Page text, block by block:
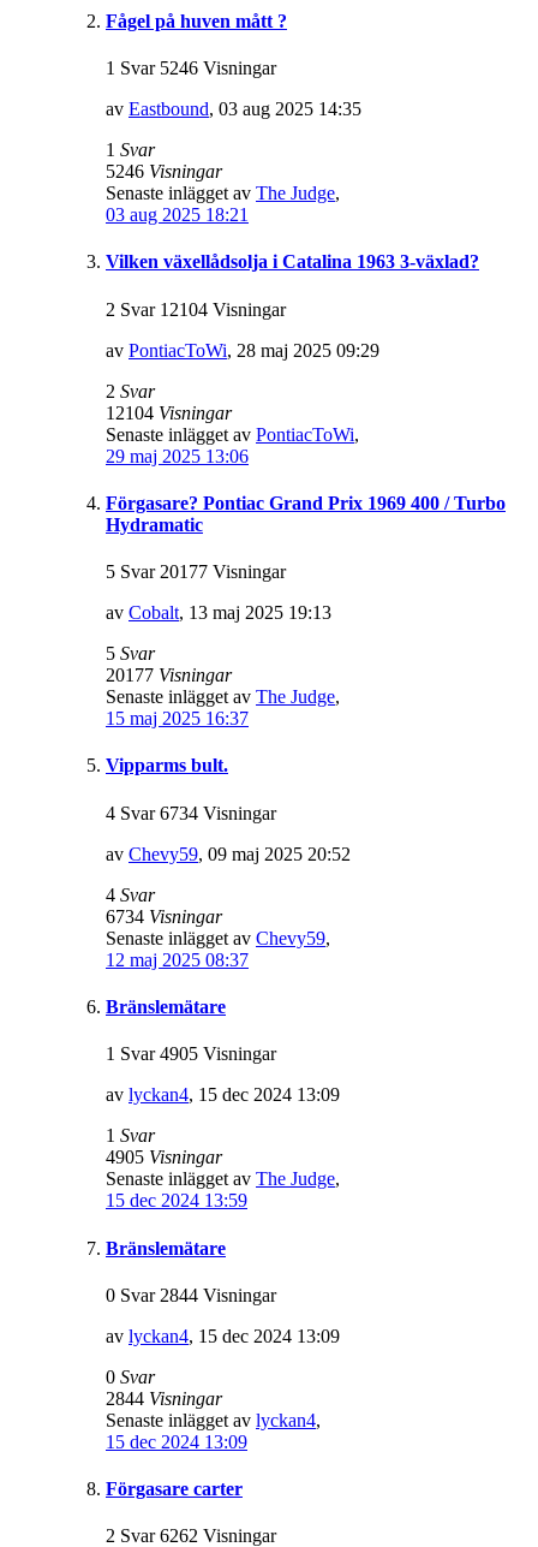
Fågel på huven mått ?
1 Svar 5246 Visningar
av Eastbound, 03 aug 2025 14:35
1 Svar
5246 Visningar
Senaste inlägget av The Judge,
03 aug 2025 18:21
Vilken växellådsolja i Catalina 1963 3-växlad?
2 Svar 12104 Visningar
av PontiacToWi, 28 maj 2025 09:29
2 Svar
12104 Visningar
Senaste inlägget av PontiacToWi,
29 maj 2025 13:06
Förgasare? Pontiac Grand Prix 1969 400 / Turbo
Hydramatic
5 Svar 20177 Visningar
av Cobalt, 13 maj 2025 19:13
5 Svar
20177 Visningar
Senaste inlägget av The Judge,
15 maj 2025 16:37
Vipparms bult.
4 Svar 6734 Visningar
av Chevy59, 09 maj 2025 20:52
4 Svar
6734 Visningar
Senaste inlägget av Chevy59,
12 maj 2025 08:37
Bränslemätare
1 Svar 4905 Visningar
av lyckan4, 15 dec 2024 13:09
1 Svar
4905 Visningar
Senaste inlägget av The Judge,
15 dec 2024 13:59
Bränslemätare
0 Svar 2844 Visningar
av lyckan4, 15 dec 2024 13:09
0 Svar
2844 Visningar
Senaste inlägget av lyckan4,
15 dec 2024 13:09
Förgasare carter
2 Svar 6262 Visningar